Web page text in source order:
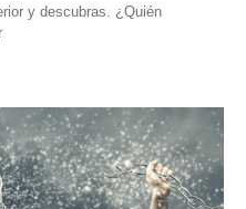
y descubras. ¿Quién